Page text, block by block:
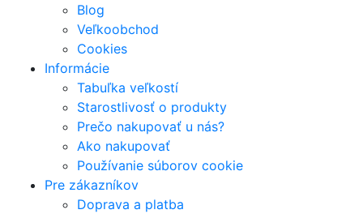
Blog
Veľkoobchod
Cookies
Informácie
Tabuľka veľkostí
Starostlivosť o produkty
Prečo nakupovať u nás?
Ako nakupovať
Používanie súborov cookie
Pre zákazníkov
Doprava a platba